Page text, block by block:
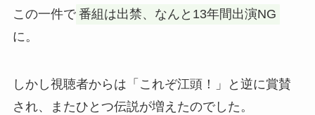
この一件で 番組は出禁、なんと13年間出演NG
に。
しかし視聴者からは「これぞ江頭！」と逆に賞賛
され、またひとつ伝説が増えたのでした。